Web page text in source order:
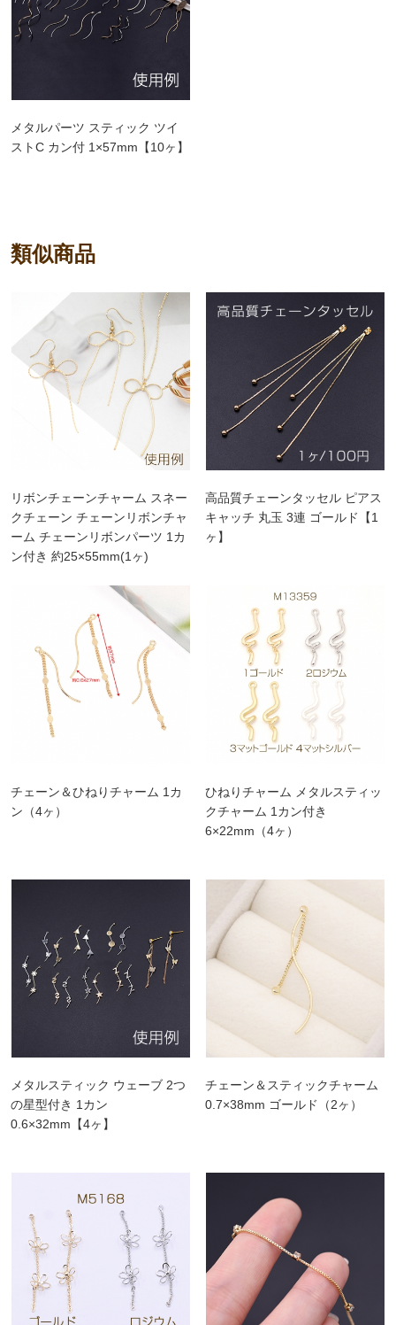
メタルパーツ スティック ツイ
ストC カン付 1×57mm【10ヶ】
類似商品
リボンチェーンチャーム スネー
クチェーン チェーンリボンチャ
ーム チェーンリボンパーツ 1カ
ン付き 約25×55mm(1ヶ)
高品質チェーンタッセル ピアス
キャッチ 丸玉 3連 ゴールド【1
ヶ】
チェーン＆ひねりチャーム 1カ
ン（4ヶ）
ひねりチャーム メタルスティッ
クチャーム 1カン付き
6×22mm（4ヶ）
メタルスティック ウェーブ 2つ
の星型付き 1カン
0.6×32mm【4ヶ】
チェーン＆スティックチャーム
0.7×38mm ゴールド（2ヶ）